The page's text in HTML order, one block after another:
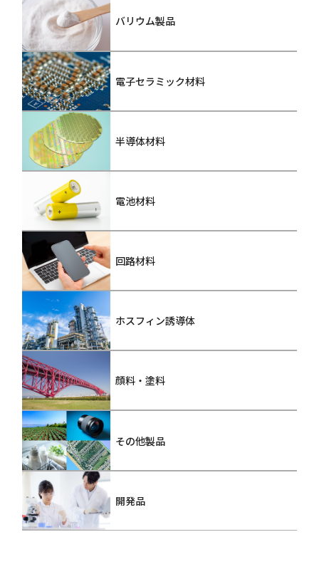
バリウム製品
電子セラミック材料
半導体材料
電池材料
回路材料
ホスフィン誘導体
顔料・塗料
その他製品
開発品